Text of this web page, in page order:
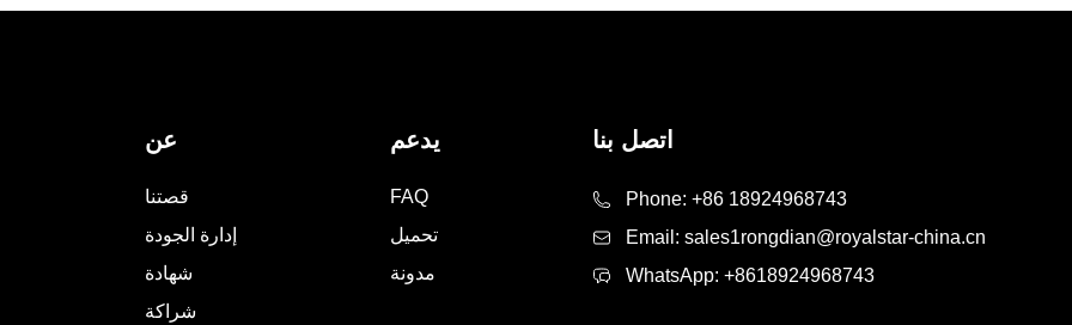
عن
قصتنا
إدارة الجودة
شهادة
شراكة
يدعم
FAQ
تحميل
مدونة
اتصل بنا
Phone: +86 18924968743
Email: sales1rongdian@royalstar-china.cn
WhatsApp: +8618924968743